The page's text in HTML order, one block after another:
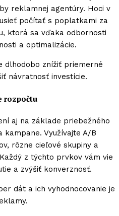
reklamnej agentúry. Hoci v
počítať s poplatkami za
ktorá sa vďaka odbornosti
a optimalizácie.
dlhodobo znížiť priemerné
návratnosť investície.
rozpočtu
aj na základe priebežného
Využívajte A/B
rôzne cieľové skupiny a
z týchto prvkov vám vie
a zvýšiť konverznosť.
dát a ich vyhodnocovanie je